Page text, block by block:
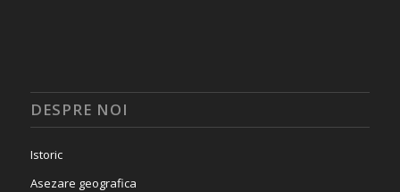
DESPRE NOI
Istoric
Asezare geografica